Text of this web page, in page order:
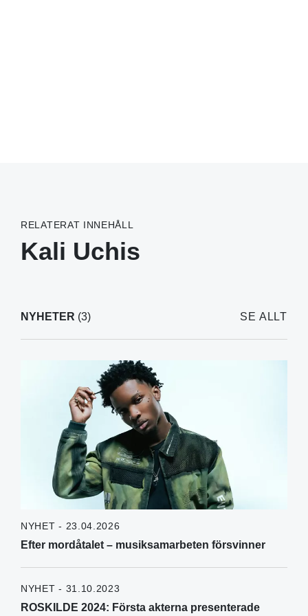
RELATERAT INNEHÅLL
Kali Uchis
NYHETER (3) SE ALLT
NYHET - 23.04.2026
Efter mordåtalet – musiksamarbeten försvinner
NYHET - 31.10.2023
ROSKILDE 2024: Första akterna presenterade